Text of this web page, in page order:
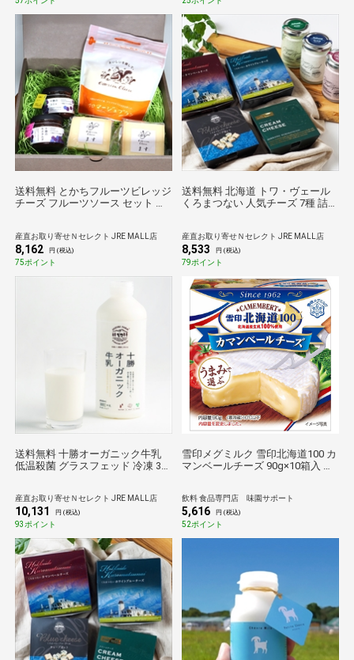
送料無料 とかちフルーツビレッジ
チーズ フルーツソース セット 果
産直お取り寄せＮセレクト JRE MALL店
8,162 円 (税込)
75ポイント
送料無料 北海道 トワ・ヴェール
くろまつない 人気チーズ 7種 詰め
全7種〕 チーズ
産直お取り寄せＮセレクト JRE MALL店
8,533 円 (税込)
79ポイント
送料無料 十勝オーガニック牛乳
低温殺菌 グラスフェッド 冷凍 3本
産直お取り寄せＮセレクト JRE MALL店
10,131 円 (税込)
93ポイント
雪印メグミルク 雪印北海道100 カ
マンベールチーズ 90g×10箱入 チ
飲料 食品専門店 味園サポート
5,616 円 (税込)
52ポイント